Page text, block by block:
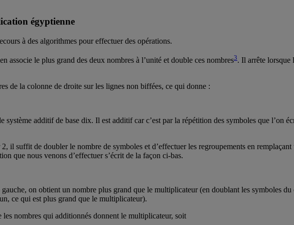
égyptienne
à des algorithmes pour effectuer des opérations.
associe le plus grand des deux nombres à l’unité et double ces nombres3. Il arrête lorsque
de la colonne de droite sur les lignes non biffées, ce qui donne :
système additif de base dix. Il est additif car c’est par la répétition des symboles que l’on
il suffit de doubler le nombre de symboles et d’effectuer les regroupements en
que nous venons d’effectuer s’écrit de la façon ci-bas.
on obtient un nombre plus grand que le multiplicateur (en doublant les symboles
, ce qui est plus grand que le multiplicateur).
nombres qui additionnés donnent le multiplicateur, soit